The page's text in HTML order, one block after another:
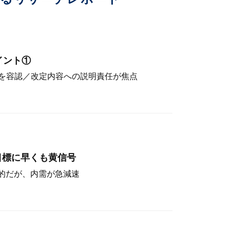
ント①
容認／改定内容への説明責任が焦点
に早くも黄信号
だが、内需が急減速